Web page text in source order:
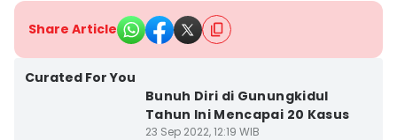
Share Article
Curated For You
Bunuh Diri di Gunungkidul
Tahun Ini Mencapai 20 Kasus
23 Sep 2022, 12:19 WIB